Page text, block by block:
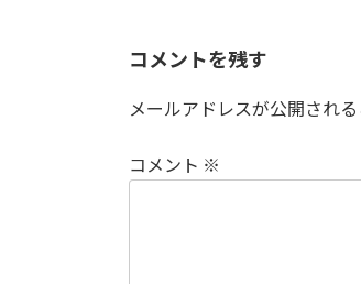
コメントを残す
メールアドレスが公開される
コメント ※